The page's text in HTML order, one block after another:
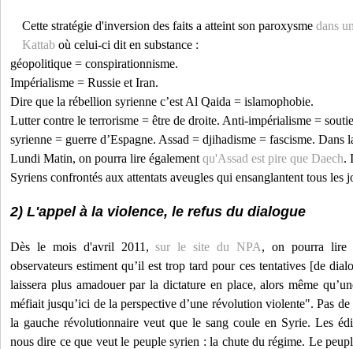
Cette stratégie d'inversion des faits a atteint son paroxysme dans
Kattab où celui-ci dit en substance :
géopolitique = conspirationnisme.
Impérialisme = Russie et Iran.
Dire que la rébellion syrienne c’est Al Qaida = islamophobie.
Lutter contre le terrorisme = être de droite. Anti-impérialisme =
syrienne = guerre d’Espagne. Assad = djihadisme = fascisme. Dans
Lundi Matin, on pourra lire également qu'Assad est pire que Daech.
Syriens confrontés aux attentats aveugles qui ensanglantent tous les
2) L'appel à la violence, le refus du dialogue
Dès le mois d'avril 2011,sur le site du NPA, on pourra lire
observateurs estiment qu’il est trop tard pour ces tentatives [de
laissera plus amadouer par la dictature en place, alors même
méfiait jusqu’ici de la perspective d’une révolution violente". Pas
la gauche révolutionnaire veut que le sang coule en Syrie. Les
nous dire ce que veut le peuple syrien : la chute du régime. Le